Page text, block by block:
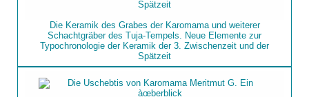
Die Keramik des Grabes der Karomama und weiterer
Schachtgräber des Tuja-Tempels. Neue Elemente zur
Typochronologie der Keramik der 3. Zwischenzeit und der
Spätzeit